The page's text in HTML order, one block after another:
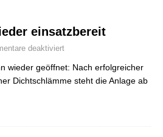
einsatzbereit
deaktiviert
wieder geöffnet: Nach erfolgreicher
Dichtschlämme steht die Anlage ab